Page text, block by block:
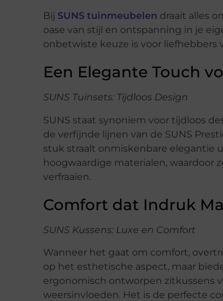
Bij SUNS tuinmeubelen draait alles
oase van stijl en ontspanning in je
onbetwiste keuze is voor
Een Elegante Touch
SUNS Tuinsets: Tijdloos Design
SUNS staat synoniem voor tijdloos
de verfijnde lijnen van de SUNS
stuk straalt onmiskenbare elegantie
hoogwaardige materialen,
verfraaien.
Comfort dat Indruk
SUNS Kussens: Luxe en Comfort
Wanneer het gaat om comfort,
op het esthetische aspect, maar
ergonomisch ontworpen zitkussens
weersinvloeden. Het is de perfecte